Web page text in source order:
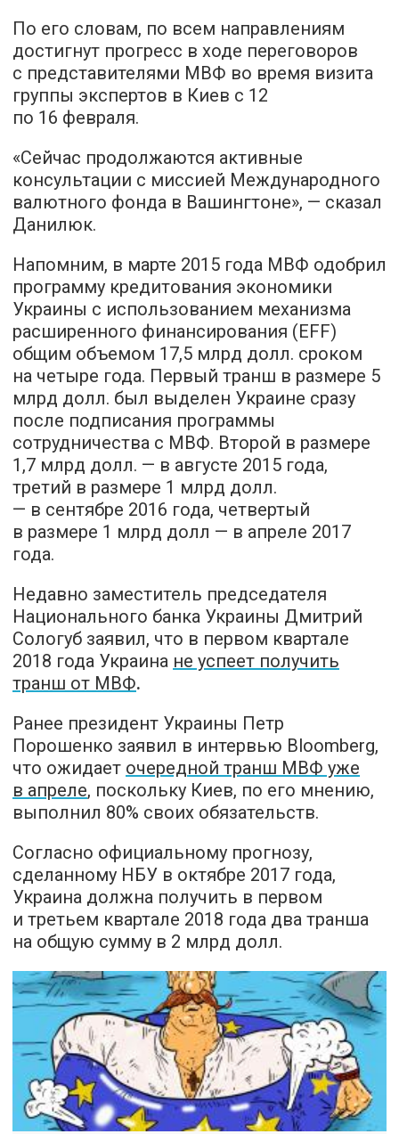
По его словам, по всем направлениям
достигнут прогресс в ходе переговоров
с представителями МВФ во время визита
группы экспертов в Киев с 12
по 16 февраля.
«Сейчас продолжаются активные
консультации с миссией Международного
валютного фонда в Вашингтоне», — сказал
Данилюк.
Напомним, в марте 2015 года МВФ одобрил
программу кредитования экономики
Украины с использованием механизма
расширенного финансирования (EFF)
общим объемом 17,5 млрд долл. сроком
на четыре года. Первый транш в размере 5
млрд долл. был выделен Украине сразу
после подписания программы
сотрудничества с МВФ. Второй в размере
1,7 млрд долл. — в августе 2015 года,
третий в размере 1 млрд долл.
— в сентябре 2016 года, четвертый
в размере 1 млрд долл — в апреле 2017
года.
Недавно заместитель председателя
Национального банка Украины Дмитрий
Сологуб заявил, что в первом квартале
2018 года Украина не успеет получить
транш от МВФ.
Ранее президент Украины Петр
Порошенко заявил в интервью Bloomberg,
что ожидает очередной транш МВФ уже
в апреле, поскольку Киев, по его мнению,
выполнил 80% своих обязательств.
Согласно официальному прогнозу,
сделанному НБУ в октябре 2017 года,
Украина должна получить в первом
и третьем квартале 2018 года два транша
на общую сумму в 2 млрд долл.